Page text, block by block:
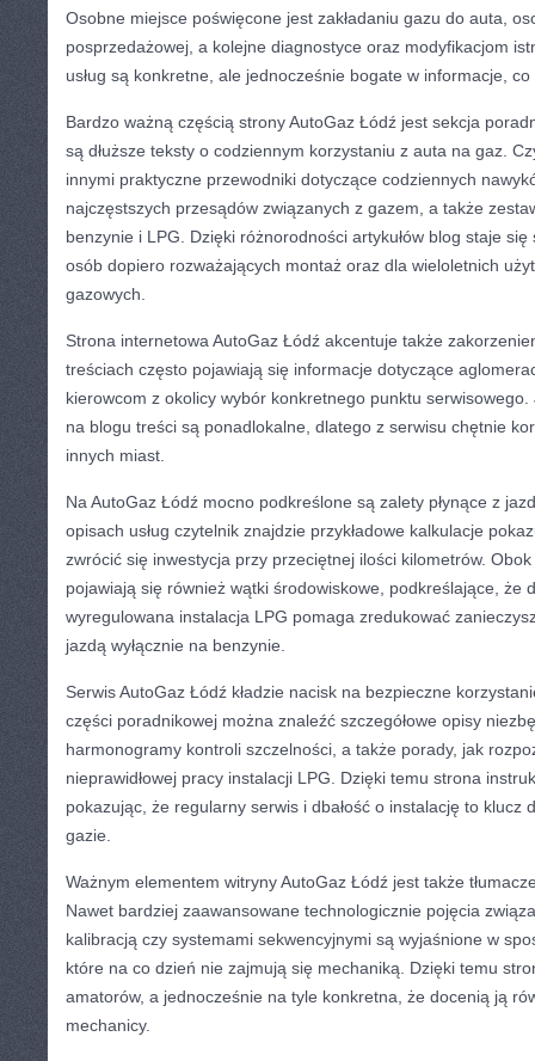
Osobne miejsce poświęcone jest zakładaniu gazu do auta,
posprzedażowej, a kolejne diagnostyce oraz modyfikacjom
usług są konkretne, ale jednocześnie bogate w informacje,
Bardzo ważną częścią strony AutoGaz Łódź jest sekcja
są dłuższe teksty o codziennym korzystaniu z auta na gaz.
innymi praktyczne przewodniki dotyczące codziennych
najczęstszych przesądów związanych z gazem, a także
benzynie i LPG. Dzięki różnorodności artykułów blog staje
osób dopiero rozważających montaż oraz dla wieloletnich
gazowych.
Strona internetowa AutoGaz Łódź akcentuje także
treściach często pojawiają się informacje dotyczące
kierowcom z okolicy wybór konkretnego punktu
na blogu treści są ponadlokalne, dlatego z serwisu chętnie
innych miast.
Na AutoGaz Łódź mocno podkreślone są zalety płynące z
opisach usług czytelnik znajdzie przykładowe kalkulacje
zwrócić się inwestycja przy przeciętnej ilości kilometrów.
pojawiają się również wątki środowiskowe, podkreślające, że
wyregulowana instalacja LPG pomaga zredukować
jazdą wyłącznie na benzynie.
Serwis AutoGaz Łódź kładzie nacisk na bezpieczne
części poradnikowej można znaleźć szczegółowe opisy
harmonogramy kontroli szczelności, a także porady, jak
nieprawidłowej pracy instalacji LPG. Dzięki temu strona
pokazując, że regularny serwis i dbałość o instalację to klucz
gazie.
Ważnym elementem witryny AutoGaz Łódź jest także
Nawet bardziej zaawansowane technologicznie pojęcia
kalibracją czy systemami sekwencyjnymi są wyjaśnione w
które na co dzień nie zajmują się mechaniką. Dzięki temu
amatorów, a jednocześnie na tyle konkretna, że docenią ją
mechanicy.